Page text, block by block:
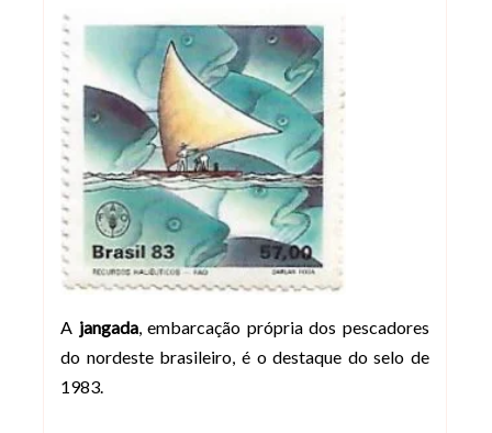
A jangada, embarcação própria dos pescadores
do nordeste brasileiro, é o destaque do selo de
1983.